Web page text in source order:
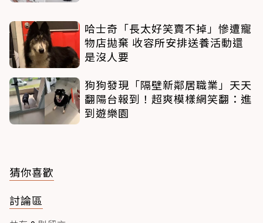
哈士奇「長太好笑賣不掉」慘遭寵
物店拋棄 收容所安排送養活動還
是沒人要
狗狗發現「隔壁新鄰居職業」天天
翻陽台報到！超爽模樣網笑翻：進
到遊樂園
猜你喜歡
討論區